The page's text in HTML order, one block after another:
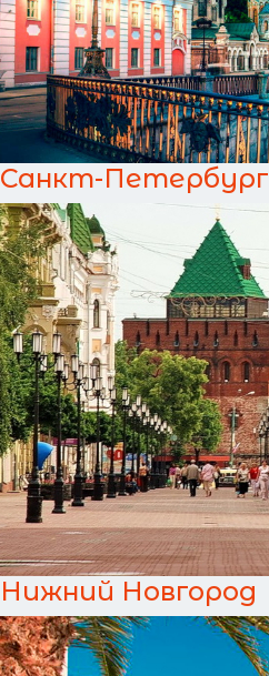
Санкт-Петербург
Нижний Новгород